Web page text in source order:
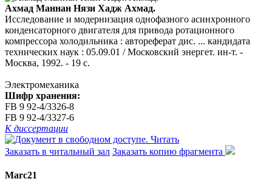
Ахмад Маннан Нязи Хадж Ахмад.
Исследование и модернизация однофазного асинхронного
конденсаторного двигателя для привода ротационного
компрессора холодильника : автореферат дис. ... кандидата
технических наук : 05.09.01 / Московский энергет. ин-т. -
Москва, 1992. - 19 с.
Электромеханика
Шифр хранения:
FB 9 92-4/3326-8
FB 9 92-4/3327-6
К диссертации
Читать
Заказать в читальный зал Заказать копию фрагмента
Marc21